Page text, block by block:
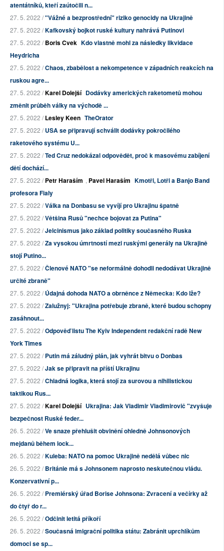
atentátníků, kteří zaútočili n...
27. 5. 2022 /"Vážné a bezprostřední" riziko genocidy na Ukrajině
27. 5. 2022 /Kafkovský bojkot ruské kultury nahrává Putinovi
27. 5. 2022 /Boris Cvek Kdo vlastně mohl za následky likvidace
Heydricha
27. 5. 2022 /Chaos, zbabělost a nekompetence v západních reakcích na
ruskou agre...
27. 5. 2022 /Karel Dolejší Dodávky amerických raketometů mohou
změnit průběh války na východě ...
27. 5. 2022 /Lesley Keen TheOrator
27. 5. 2022 /USA se připravují schválit dodávky pokročilého
raketového systému U...
27. 5. 2022 /Ted Cruz nedokázal odpovědět, proč k masovému zabíjení
dětí dochází...
27. 5. 2022 /Petr Haraším , Pavel Haraším Kmotři, Lotři a Banjo Band
profesora Fialy
27. 5. 2022 /Válka na Donbasu se vyvíjí pro Ukrajinu špatně
27. 5. 2022 /Většina Rusů "nechce bojovat za Putina"
27. 5. 2022 /Jelcinismus jako základ politiky současného Ruska
27. 5. 2022 /Za vysokou úmrtností mezi ruskými generály na Ukrajině
stojí Putino...
27. 5. 2022 /Členové NATO "se neformálně dohodli nedodávat Ukrajině
určité zbraně"
27. 5. 2022 /Údajná dohoda NATO a obrněnce z Německa: Kdo lže?
27. 5. 2022 /Zalužnyj: "Ukrajina potřebuje zbraně, které budou schopny
zasáhnout...
27. 5. 2022 /Odpověď listu The Kyiv Independent redakční radě New
York Times
27. 5. 2022 /Putin má záludný plán, jak vyhrát bitvu o Donbas
27. 5. 2022 /Jak se připravit na příští Ukrajinu
27. 5. 2022 /Chladná logika, která stojí za surovou a nihilistickou
taktikou Rus...
27. 5. 2022 /Karel Dolejší Ukrajina: Jak Vladimir Vladimirovič "zvyšuje
bezpečnost Ruské feder...
26. 5. 2022 /Ve snaze přehlušit obvinění ohledně Johnsonových
mejdanů během lock...
26. 5. 2022 /Kuleba: NATO na pomoc Ukrajině nedělá vůbec nic
26. 5. 2022 /Británie má s Johnsonem naprosto neskutečnou vládu.
Konzervativní p...
26. 5. 2022 /Premiérský úřad Borise Johnsona: Zvracení a večírky až
do čtyř do r...
26. 5. 2022 /Odčinit letitá příkoří
26. 5. 2022 /Současná imigrační politika státu: Zabránit uprchlíkům
domoci se sp...